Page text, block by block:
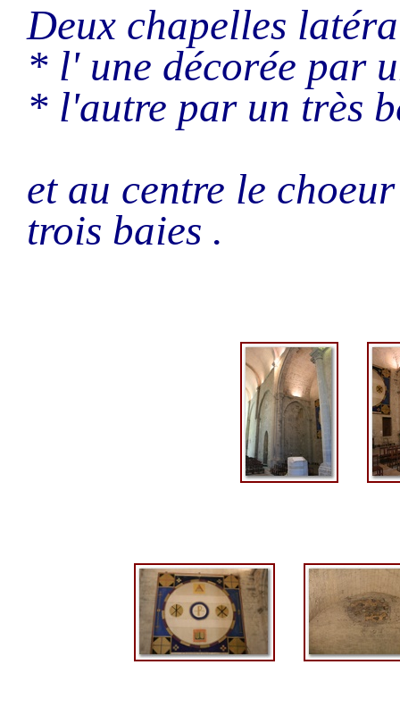
Deux chapelles
* l' une décorée par
* l'autre par un très
et au centre le
trois baies .